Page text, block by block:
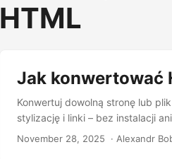
HTML
Jak konwertować
Konwertuj dowolną stronę lub
stylizację i linki – bez instalacji
November 28, 2025 · Alexandr